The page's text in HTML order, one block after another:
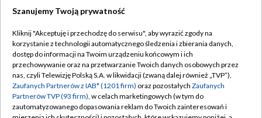
TVP
Abonament TVP
Emisja w TVP
Centrum informacji TVP
Regulamin TVP
Polityka prywatności
Moje zgody
Szanujemy Twoją prywatność
Kliknij "Akceptuję i przechodzę do serwisu", aby wyrazić zgody na
korzystanie z technologii automatycznego śledzenia i zbierania danych,
dostęp do informacji na Twoim urządzeniu końcowym i ich
przechowywanie oraz na przetwarzanie Twoich danych osobowych przez
nas, czyli Telewizję Polską S.A. w likwidacji (zwaną dalej również „TVP”),
Zaufanych Partnerów z IAB* (1201 firm) oraz pozostałych Zaufanych
Partnerów TVP (93 firm), w celach marketingowych (w tym do
zautomatyzowanego dopasowania reklam do Twoich zainteresowań i